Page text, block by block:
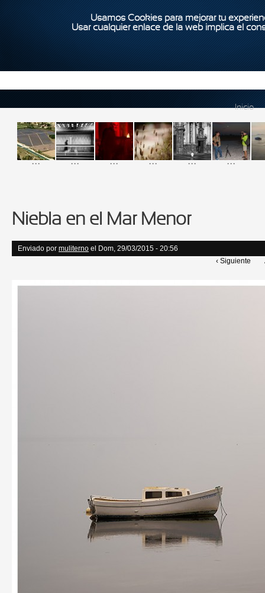
Usamos Cookies para mejorar tu
Usar cualquier enlace de la web implica el
Inicio
... ... ... ... ... ...
Niebla en el Mar Menor
Enviado por muliterno el Dom, 29/03/2015 - 20:56
‹ Siguiente